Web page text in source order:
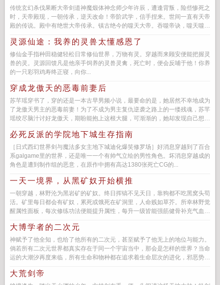
传统玄幻杀伐果断大帝剑道神魔煅体神念师少年许辰，遭逢背叛，险些惨死之
时，天帝殿现，一朝传承，逆天改命！帝阶武学，信手捏来。世间一直有天帝
殿的传说。殿中有绝世大帝传承。镇古绝今的噬天大帝。吞噬帝诀，噬天噬地
灵源仙途：我养的灵兽太懂感恩了
修仙金手指种田稳健轻松日常修仙世界，万物有灵。穿越而来顾安便能把握灵
兽的灵。灵源回馈凡是他亲手饲养的灵兽灵禽，死亡时，便会反哺于他！你养
的一只彩羽鸡寿终正寝，向你...
穿成龙傲天的恶毒前妻后
苏芊瑶穿书了，穿的还是一本古早男频小说，最要命的是，她居然不幸地成为
了龙傲天男主的恶毒前妻！为了不成为男主复仇逆袭之路上的一缕残魂，苏芊
瑶绞尽脑汁讨好龙傲天，期盼能抱上这根大腿，可渐渐的，她却发现自己想抱
必死反派的学院地下城生存指南
［日式西幻世界剑与魔法多女主地下城迪化爆笑修罗场］好消息穿越到了百合
系galgame里的世界，还是唯一一个有帅气立绘的男性角色。坏消息穿越成的
角色是遭到制作组的恶意，在原作中拥有高达1380张死亡CG的...
一天一境界，从黑矿奴开始横推
一朝穿越，林野沦为黑岩矿的矿奴。终日挥镐不见天日，靠狗都不吃黑窝头苟
活。矿里每日都会有矿奴，累死或饿死在矿洞里，人命贱如草芥。所幸林野觉
醒属性面板，每次修练功法便能提升属性，每升一级皆能强筋健骨补充气血，
大博学者的二次元
神赋予了他全知，也给了他所有的二次元，甚至赋予了他无上的地位与能力。
倘若所有二次元世界都真实存在于同一个宇宙当中，那会是怎样的世界？当命
运的大潮汐再度来临，所有生命和物种都在追求着生命层次的进化，邪恶势力
大荒剑帝